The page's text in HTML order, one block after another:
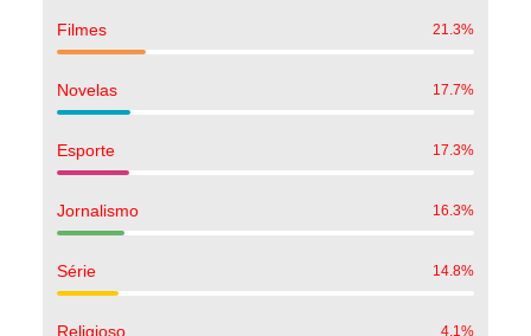
Filmes 21.3%
Novelas 17.7%
Esporte 17.3%
Jornalismo 16.3%
Série 14.8%
Religioso 4.1 %